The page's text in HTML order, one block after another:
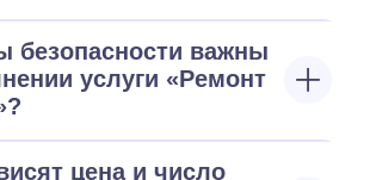
безопасности важны
услуги «Ремонт
цена и число